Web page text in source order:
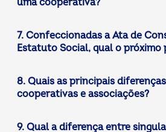
uma cooperativa?
7. Confeccionadas a Ata de
Estatuto Social, qual o próximo
8. Quais as principais
cooperativas e associações?
9. Qual a diferença entre